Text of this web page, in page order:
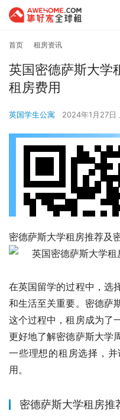
首页 租房资讯
英国密德萨斯大学
租房费用
英国学生公寓 2024年1月27日
密德萨斯大学租房推荐及
在英国留学的过程中，选
和生活至关重要。密德萨
这个过程中，租房成为了
更好地了解密德萨斯大学
一些理想的租房选择，
用。
密德萨斯大学租房推